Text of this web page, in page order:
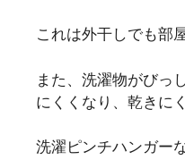
これは外干しでも部
また、洗濯物がびっ
にくくなり、乾きに
洗濯ピンチハンガー